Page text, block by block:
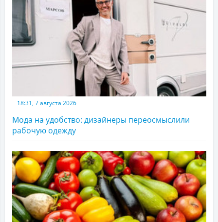
18:31, 7 августа 2026
Мода на удобство: дизайнеры переосмыслили
рабочую одежду